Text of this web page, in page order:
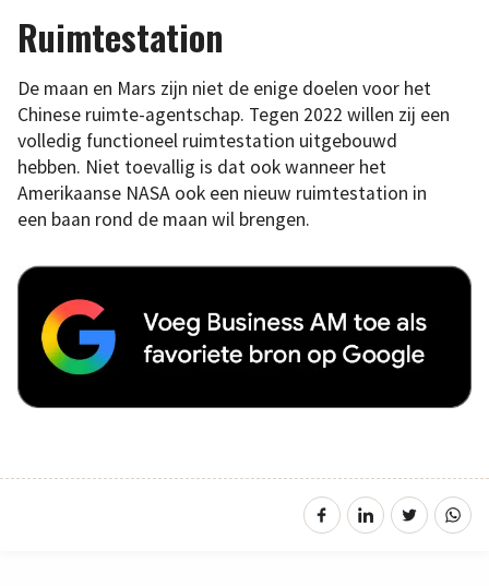
Ruimtestation
De maan en Mars zijn niet de enige doelen voor het
Chinese ruimte-agentschap. Tegen 2022 willen zij een
volledig functioneel ruimtestation uitgebouwd
hebben. Niet toevallig is dat ook wanneer het
Amerikaanse NASA ook een nieuw ruimtestation in
een baan rond de maan wil brengen.